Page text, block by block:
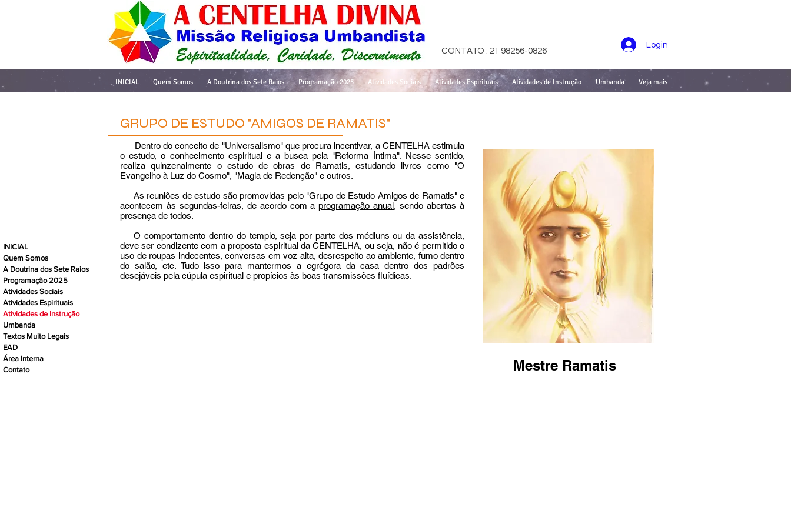
CONTATO : 21 98256-0826
Login
INICIAL
Quem Somos
A Doutrina dos Sete Raios
Programação 2025
Atividades Sociais
Atividades Espirituais
Atividades de Instrução
Umbanda
Textos Muito Legais
EAD
Área Interna
Contato
GRUPO DE ESTUDO "AMIGOS DE RAMATIS"
Dentro do conceito de "Universalismo" que procura incentivar, a CENTELHA estimula
o estudo, o conhecimento espiritual e a busca pela "Reforma Íntima". Nesse sentido,
realiza quinzenalmente o estudo de obras de Ramatis, estudando livros como "O
Evangelho à Luz do Cosmo", "Magia de Redenção" e outros.
As reuniões de estudo são promovidas pelo "Grupo de Estudo Amigos de Ramatis" e
acontecem às segundas-feiras, de acordo com aprogramação anual, sendo abertas à
presença de todos.
O comportamento dentro do templo, seja por parte dos médiuns ou da assistência,
deve ser condizente com a proposta espiritual da CENTELHA, ou seja, não é permitido o
uso de roupas indecentes, conversas em voz alta, desrespeito ao ambiente, fumo dentro
do salão, etc. Tudo isso para mantermos a egrégora da casa dentro dos padrões
desejáveis pela cúpula espiritual e propícios às boas transmissões fluídicas.
Mestre Ramatis
INICIAL Quem Somos A Doutrina dos Sete Raios Programação 2025 Atividades Sociais Atividades Espirituais Atividades de Instrução Umbanda Veja mais